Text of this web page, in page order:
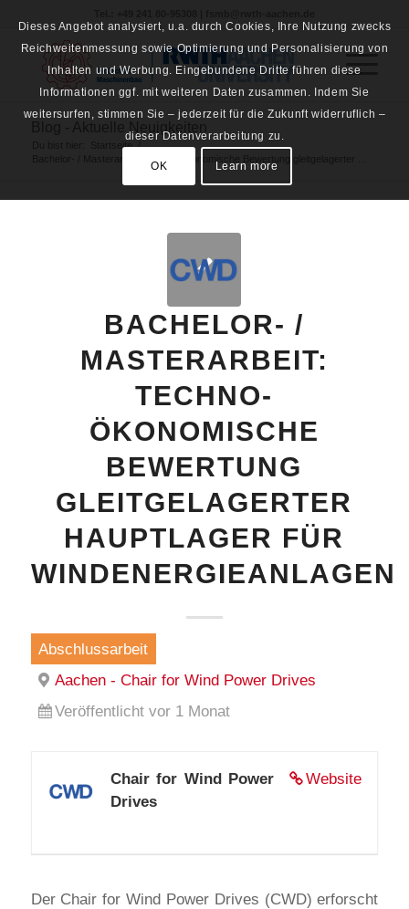
Startseite /
BACHELOR- /
MASTERARBEIT:
TECHNO-
ÖKONOMISCHE
BEWERTUNG
GLEITGELAGERTER
HAUPTLAGER FÜR
WINDENERGIEANLAGEN
Abschlussarbeit
Aachen - Chair for Wind Power Drives
Veröffentlicht vor 1 Monat
Website
Chair for Wind Power
Drives
Der Chair for Wind Power Drives (CWD) erforscht
Dieses Angebot analysiert, u.a. durch Cookies, Ihre Nutzung zwecks
Reichweitenmessung sowie Optimierung und Personalisierung von
Inhalten und Werbung. Eingebundene Dritte führen diese
Informationen ggf. mit weiteren Daten zusammen. Indem Sie
weitersurfen, stimmen Sie – jederzeit für die Zukunft widerruflich –
dieser Datenverarbeitung zu.
OK Learn more